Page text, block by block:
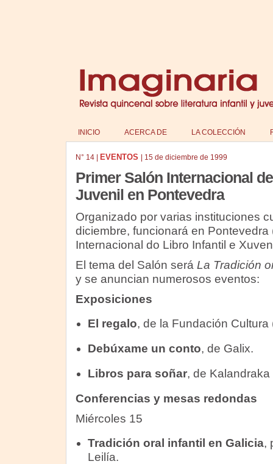
INICIO ACERCA DE LA COLECCIÓN
N° 14| EVENTOS 15 de diciembre de 1999
Primer Salón Internacional
Juvenil en Pontevedra
Organizado por varias instituciones
diciembre, funcionará en Pontevedra
Internacional do Libro Infantil e
El tema del Salón será La Tradición
y se anuncian numerosos eventos:
Exposiciones
El regalo, de la Fundación
Debúxame un conto, de Galix.
Libros para soñar, de Kalandraka
Conferencias y mesas redondas
Miércoles 15
Tradición oral infantil en Galicia,
Leilía.